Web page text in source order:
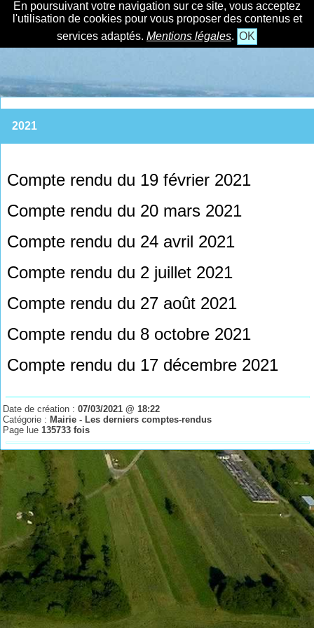
En poursuivant votre navigation sur ce site, vous acceptez
l'utilisation de cookies pour vous proposer des contenus et
services adaptés. Mentions légales. OK
2021
Compte rendu du 19 février 2021
Compte rendu du 20 mars 2021
Compte rendu du 24 avril 2021
Compte rendu du 2 juillet 2021
Compte rendu du 27 août 2021
Compte rendu du 8 octobre 2021
Compte rendu du 17 décembre 2021
Date de création :07/03/2021 @ 18:22
Catégorie : Mairie - Les derniers comptes-rendus
Page lue135733 fois